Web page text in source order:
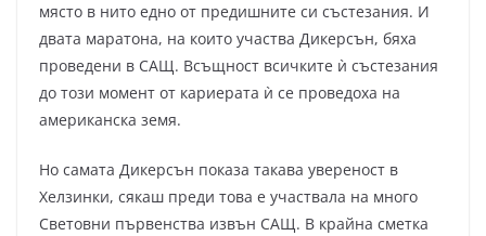
място в нито едно от предишните си състезания. И
двата маратона, на които участва Дикерсън, бяха
проведени в САЩ. Всъщност всичките ѝ състезания
до този момент от кариерата ѝ се проведоха на
американска земя.
Но самата Дикерсън показа такава увереност в
Хелзинки, сякаш преди това е участвала на много
Световни първенства извън САЩ. В крайна сметка